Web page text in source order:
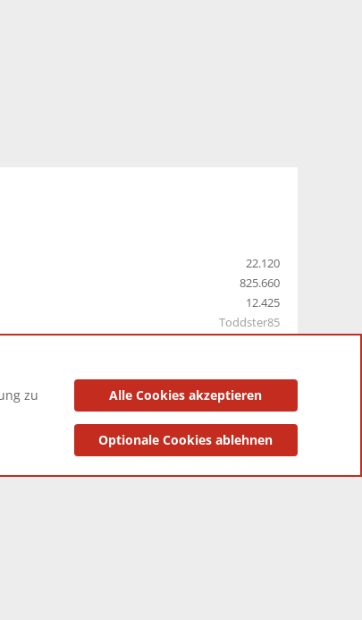
22.120
825.660
12.425
Toddster85
Datenschutzerklärung Impressum
zu
Alle Cookies akzeptieren
Optionale Cookies ablehnen